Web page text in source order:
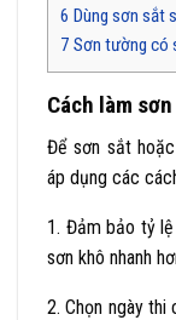
6 Dùng sơn sắt
7 Sơn tường có
Cách làm
Để sơn sắt
áp dụng các
1. Đảm bảo tỷ
sơn khô nhanh
2. Chọn ngày thi